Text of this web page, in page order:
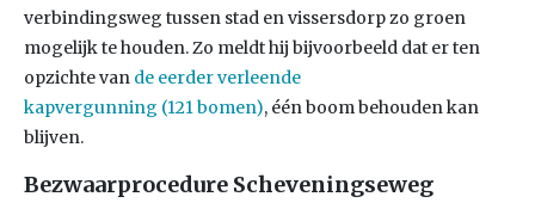
verbindingsweg tussen stad en vissersdorp zo groen
mogelijk te houden. Zo meldt hij bijvoorbeeld dat er ten
opzichte van de eerder verleende
kapvergunning (121 bomen), één boom behouden kan
blijven.
Bezwaarprocedure Scheveningseweg